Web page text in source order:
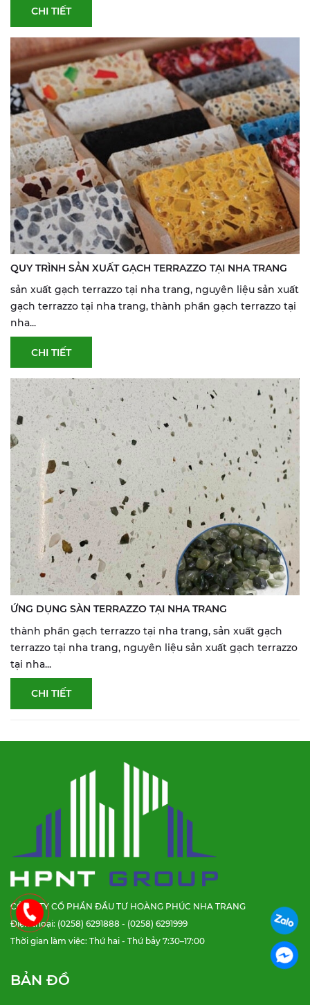
CHI TIẾT
QUY TRÌNH SẢN XUẤT GẠCH TERRAZZO TẠI NHA TRANG
sản xuất gạch terrazzo tại nha trang, nguyên liệu sản xuất
gạch terrazzo tại nha trang, thành phần gạch terrazzo tại
nha...
CHI TIẾT
ỨNG DỤNG SÀN TERRAZZO TẠI NHA TRANG
thành phần gạch terrazzo tại nha trang, sản xuất gạch
terrazzo tại nha trang, nguyên liệu sản xuất gạch terrazzo
tại nha...
CHI TIẾT
CÔNG TY CỔ PHẦN ĐẦU TƯ HOÀNG PHÚC NHA TRANG
Điện thoại: (0258) 6291888 - (0258) 6291999
Thời gian làm việc: Thứ hai - Thứ bảy 7:30–17:00
BẢN ĐỒ